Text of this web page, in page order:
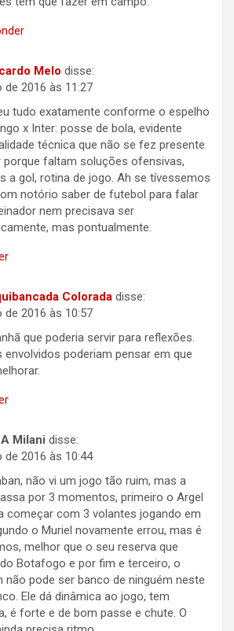
Melo disse:
de 2016 às 11:27
tudo exatamente conforme o espelho
x Inter: posse de bola, evidente
técnica que não se fez presente
porque faltam soluções ofensivas,
a gol, rotina de jogo. Ah se tívessemos
notório saber de futebol para falar
nem precisava ser
mas pontualmente.
Colorada disse:
de 2016 às 10:57
que poderia servir para reflexões.
envolvidos poderiam pensar em que
Milani disse:
de 2016 às 10:44
não vi um jogo tão ruim, mas a
por 3 momentos, primeiro o Argel
começar com 3 volantes jogando em
o Muriel novamente errou, mas é
melhor que o seu reserva que
Botafogo e por fim e terceiro, o
não pode ser banco de ninguém neste
Ele dá dinâmica ao jogo, tem
é forte e de bom passe e chute. O